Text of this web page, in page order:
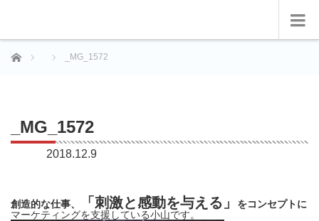
ホーム _MG_1572
_MG_1572
2018.12.9
創造的な仕事、 「刺激と感動を与える」
をコンセプトに
マーケティングを支援している小山です。